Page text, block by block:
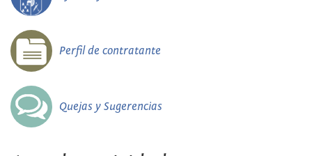
Perfil de contratante
Quejas y Sugerencias